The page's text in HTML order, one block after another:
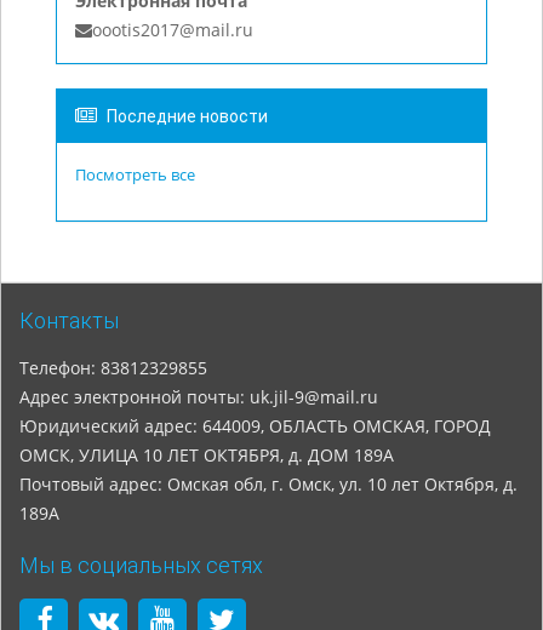
oootis2017@mail.ru
Последние новости
Посмотреть все
Контакты
Телефон: 83812329855
Адрес электронной почты: uk.jil-9@mail.ru
Юридический адрес: 644009, ОБЛАСТЬ ОМСКАЯ, ГОРОД
ОМСК, УЛИЦА 10 ЛЕТ ОКТЯБРЯ, д. ДОМ 189А
Почтовый адрес: Омская обл, г. Омск, ул. 10 лет Октября, д.
189А
Мы в социальных сетях